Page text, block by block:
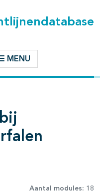
MENU
Aantal modules: 18